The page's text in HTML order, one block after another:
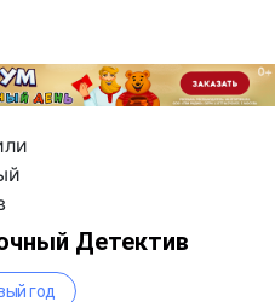
Детектив
год